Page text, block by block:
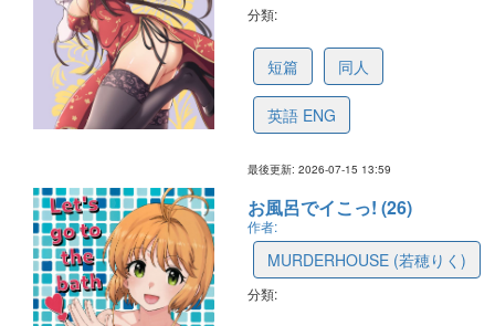
分類:
短篇 同人
英語 ENG
最後更新: 2026-07-15 13:59
お風呂でイこっ! (26)
作者:
MURDERHOUSE (若穂りく)
分類: